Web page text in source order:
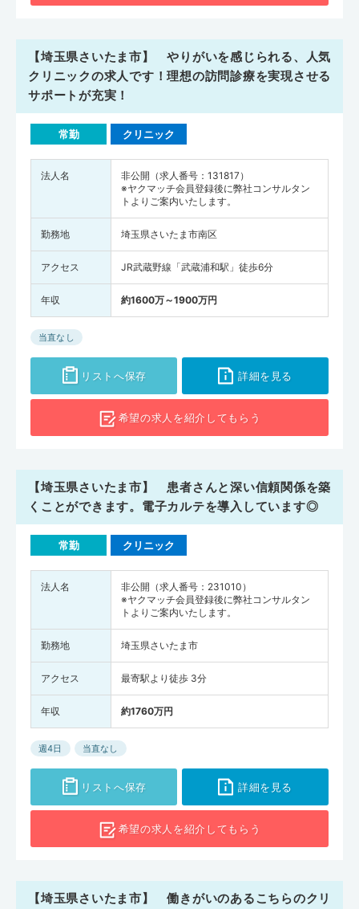
【埼玉県さいたま市】 やりがいを感じられる、人気
クリニックの求人です！理想の訪問診療を実現させる
サポートが充実！
常勤 クリニック
法人名
非公開（求人番号：131817）
※ヤクマッチ会員登録後に弊社コンサルタン
トよりご案内いたします。
勤務地 埼玉県さいたま市南区
アクセス JR武蔵野線「武蔵浦和駅」徒歩6分
年収 約1600万～1900万円
当直なし
リストへ保存 詳細を見る
希望の求人を紹介してもらう
【埼玉県さいたま市】 患者さんと深い信頼関係を築
くことができます。電子カルテを導入しています◎
常勤 クリニック
法人名
非公開（求人番号：231010）
※ヤクマッチ会員登録後に弊社コンサルタン
トよりご案内いたします。
勤務地 埼玉県さいたま市
アクセス 最寄駅より徒歩 3分
年収 約1760万円
週4日 当直なし
リストへ保存 詳細を見る
希望の求人を紹介してもらう
【埼玉県さいたま市】 働きがいのあるこちらのクリ